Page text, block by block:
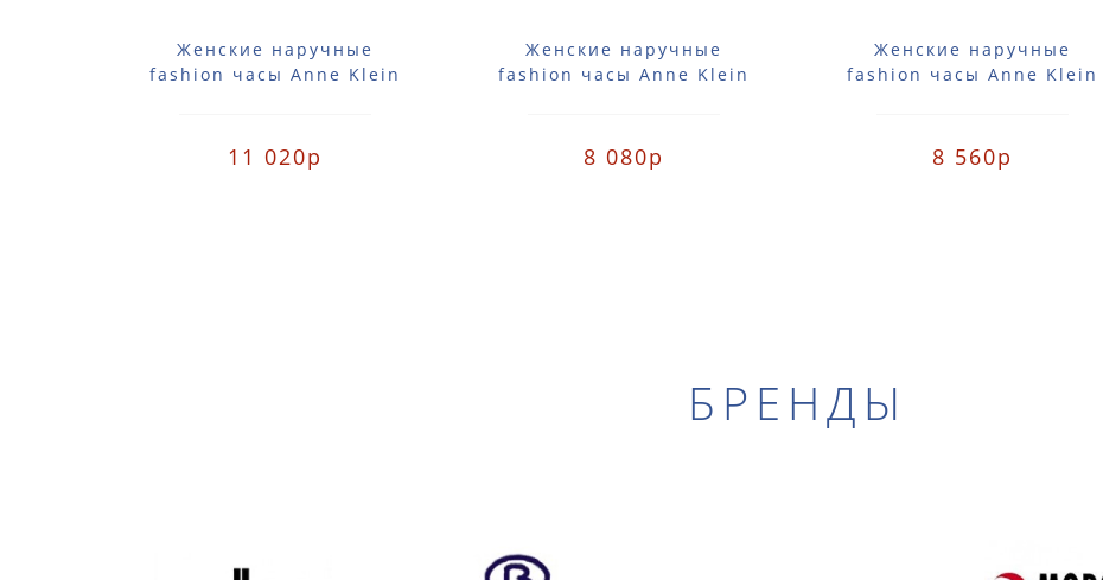
Женские наручные
fashion часы Anne Klein
11 020р
Женские наручные
fashion часы Anne Klein
8 080р
Женские наручные
fashion часы Anne Klein
8 560р
БРЕНДЫ